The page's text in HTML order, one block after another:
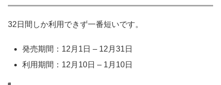
32日間しか利用できず一番短いです。
発売期間：12月1日 – 12月31日
利用期間：12月10日 – 1月10日